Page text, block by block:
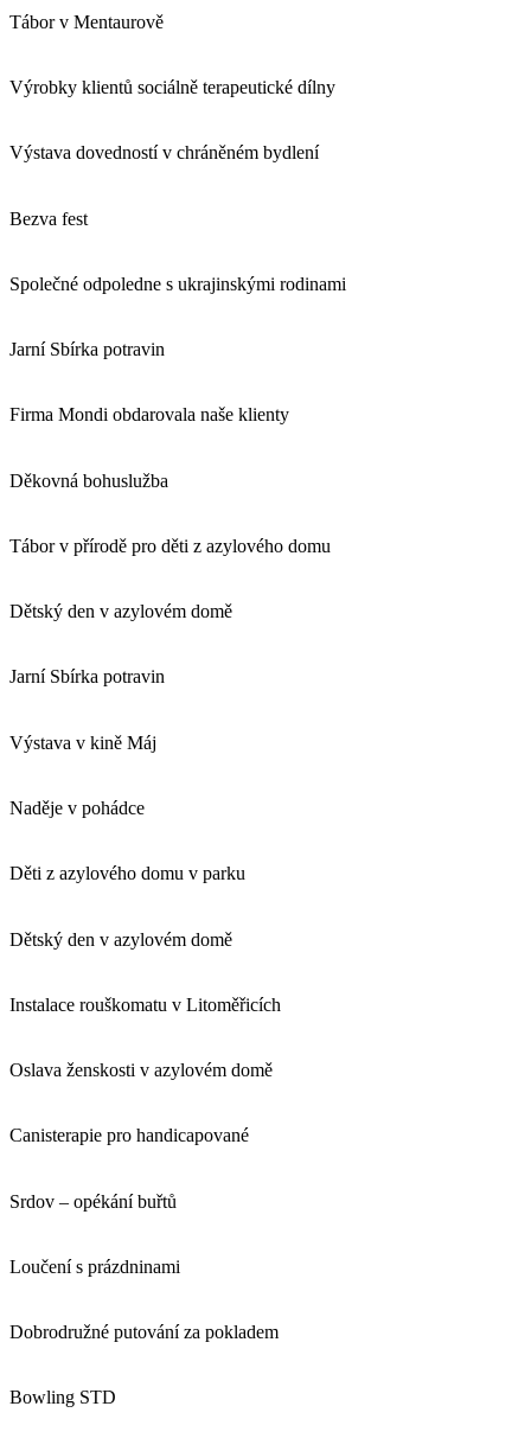
Tábor v Mentaurově
Výrobky klientů sociálně terapeutické dílny
Výstava dovedností v chráněném bydlení
Bezva fest
Společné odpoledne s ukrajinskými rodinami
Jarní Sbírka potravin
Firma Mondi obdarovala naše klienty
Děkovná bohuslužba
Tábor v přírodě pro děti z azylového domu
Dětský den v azylovém domě
Jarní Sbírka potravin
Výstava v kině Máj
Naděje v pohádce
Děti z azylového domu v parku
Dětský den v azylovém domě
Instalace rouškomatu v Litoměřicích
Oslava ženskosti v azylovém domě
Canisterapie pro handicapované
Srdov – opékání buřtů
Loučení s prázdninami
Dobrodružné putování za pokladem
Bowling STD